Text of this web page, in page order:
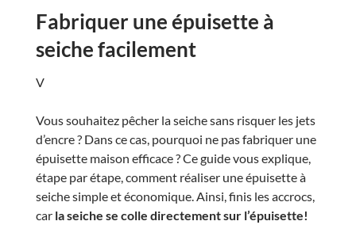
Fabriquer une épuisette à
seiche facilement
V
Vous souhaitez pêcher la seiche sans risquer les jets
d’encre ? Dans ce cas, pourquoi ne pas fabriquer une
épuisette maison efficace ? Ce guide vous explique,
étape par étape, comment réaliser une épuisette à
seiche simple et économique. Ainsi, finis les accrocs,
car la seiche se colle directement sur l’épuisette!